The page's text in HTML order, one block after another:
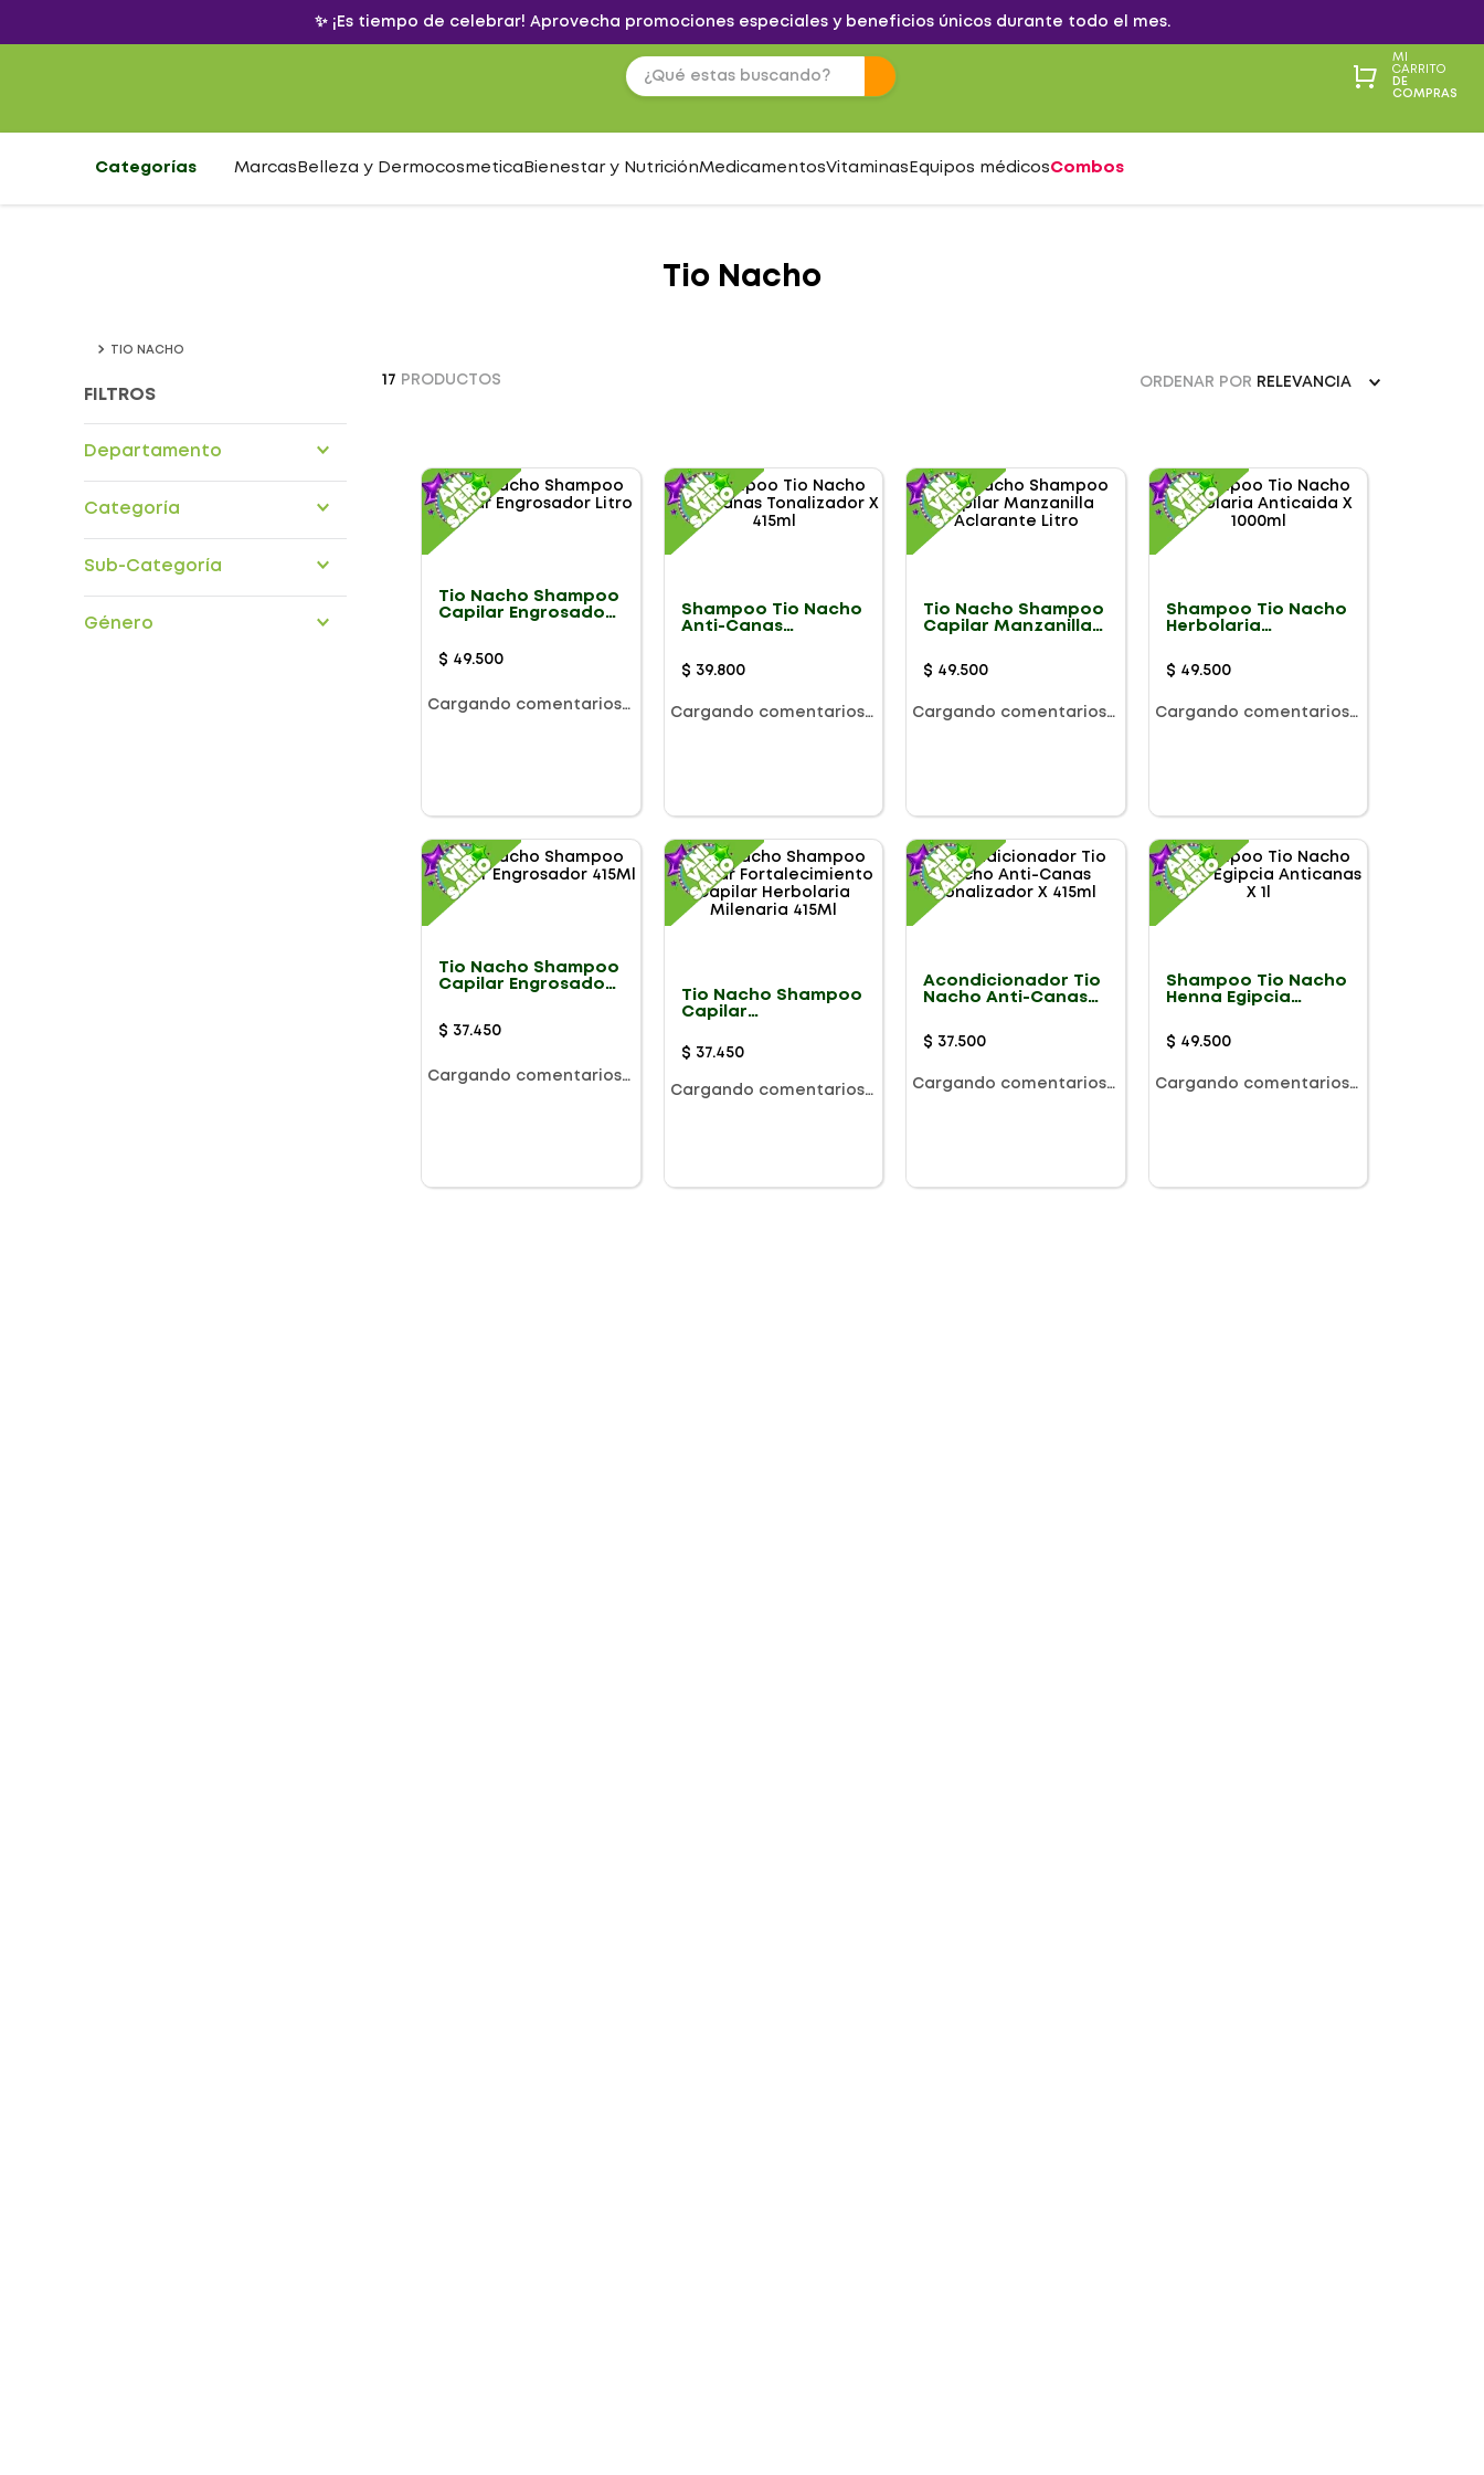
✨ ¡Es tiempo de celebrar! Aprovecha promociones especiales y beneficios únicos durante todo el mes.
MI
CARRITO
DE
COMPRAS
Categorías Marcas Belleza y Dermocosmetica Bienestar y NutriciónMedicamentosVitaminas Equipos médicosCombos
Tio Nacho
TIO NACHO
FILTROS
Departamento
Maternidad bebe
Categoría
higiene-bebes
Sub-Categoría
shampoo
Género
17 PRODUCTOS ORDENAR POR RELEVANCIA
Tio Nacho Shampoo
Capilar Engrosador
$ 49.500
Cargando comentarios…
Shampoo Tio Nacho
Anti-Canas
$ 39.800
Cargando comentarios…
Tio Nacho Shampoo
Capilar Manzanilla
$ 49.500
Cargando comentarios…
Shampoo Tio Nacho
Herbolaria
$ 49.500
Cargando comentarios…
Tio Nacho Shampoo
Capilar Engrosador
$ 37.450
Cargando comentarios…
Tio Nacho Shampoo
Capilar
Capilar Herbolaria
Milenaria 415Ml
$ 37.450
Cargando comentarios…
Acondicionador Tio
Nacho Anti-Canas
$ 37.500
Cargando comentarios…
Shampoo Tio Nacho
Henna Egipcia
$ 49.500
Cargando comentarios…